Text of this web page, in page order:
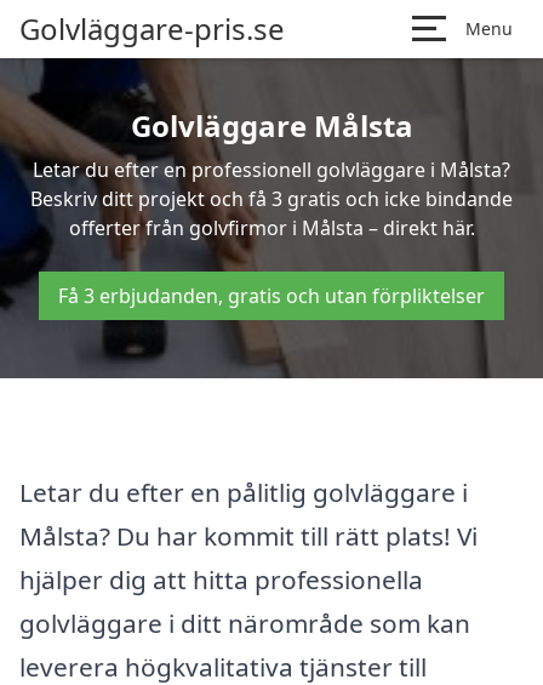
Golvläggare-pris.se Menu
Golvläggare Målsta
Letar du efter en professionell golvläggare i Målsta?
Beskriv ditt projekt och få 3 gratis och icke bindande
offerter från golvfirmor i Målsta – direkt här.
Få 3 erbjudanden, gratis och utan förpliktelser
Letar du efter en pålitlig golvläggare i
Målsta? Du har kommit till rätt plats! Vi
hjälper dig att hitta professionella
golvläggare i ditt närområde som kan
leverera högkvalitativa tjänster till